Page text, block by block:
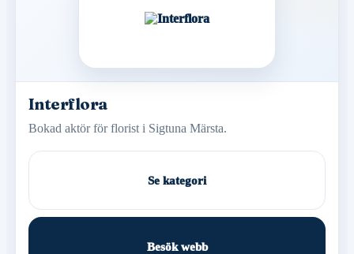
Interflora
Bokad aktör för florist i Sigtuna Märsta.
Se kategori
Besök webb